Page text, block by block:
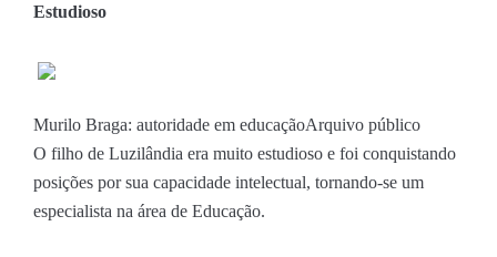
Estudioso
Murilo Braga: autoridade em educaçãoArquivo público
O filho de Luzilândia era muito estudioso e foi conquistando
posições por sua capacidade intelectual, tornando-se um
especialista na área de Educação.